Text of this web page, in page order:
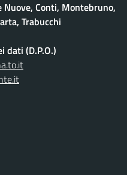
Nuove, Conti, Montebruno,
Trabucchi
dati (D.P.O.)